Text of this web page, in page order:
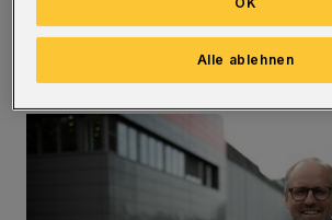
eingeschränkter Kapazitäten die
von o.b.-Tampon-Produkten im
sichergestellt werden.“Alle ablehnen